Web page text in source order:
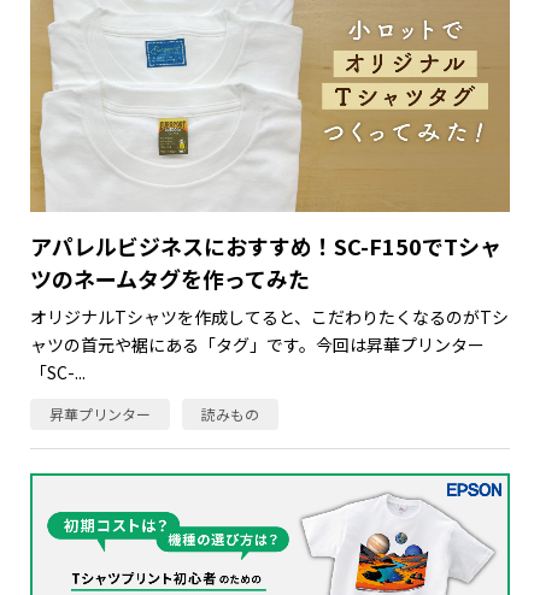
アパレルビジネスにおすすめ！SC-F150でTシャ
ツのネームタグを作ってみた
オリジナルTシャツを作成してると、こだわりたくなるのがTシ
ャツの首元や裾にある「タグ」です。今回は昇華プリンター
「SC-...
昇華プリンター 読みもの